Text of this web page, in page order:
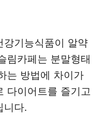
강기능식품이 알약
림카페는 분말형태
는 방법에 차이가
다이어트를 즐기고
니다.